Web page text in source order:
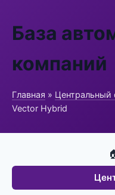
База
компаний
Главная » Центральный
Vector Hybrid